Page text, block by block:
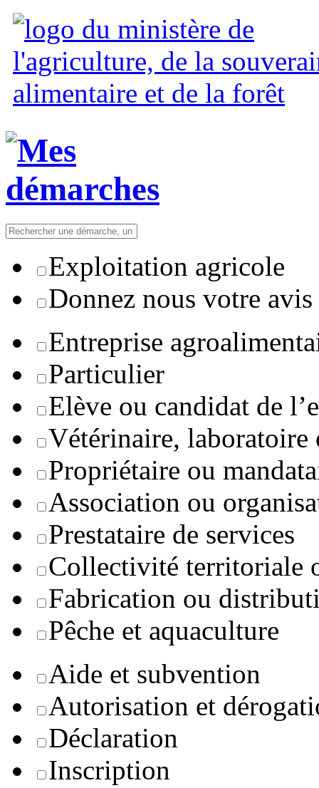
Exploitation agricole
Donnez nous votre avis
Entreprise
Particulier
Elève ou candidat de
Vétérinaire, laboratoire
Propriétaire ou
Association ou
Prestataire de services
Collectivité territoriale
Fabrication ou
Pêche et aquaculture
Aide et subvention
Autorisation et
Déclaration
Inscription